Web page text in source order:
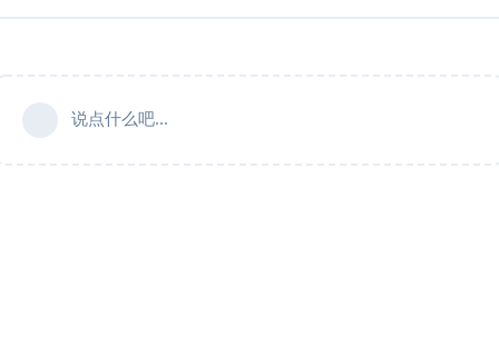
说点什么吧...